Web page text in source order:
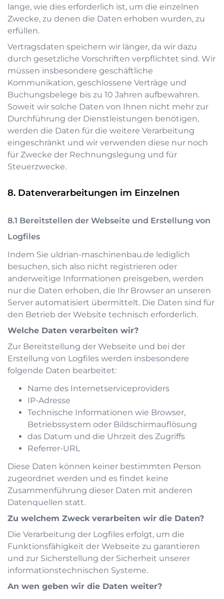
lange, wie dies erforderlich ist, um die einzelnen
Zwecke, zu denen die Daten erhoben wurden, zu
erfüllen.
Vertragsdaten speichern wir länger, da wir dazu
durch gesetzliche Vorschriften verpflichtet sind. Wir
müssen insbesondere geschäftliche
Kommunikation, geschlossene Verträge und
Buchungsbelege bis zu 10 Jahren aufbewahren.
Soweit wir solche Daten von Ihnen nicht mehr zur
Durchführung der Dienstleistungen benötigen,
werden die Daten für die weitere Verarbeitung
eingeschränkt und wir verwenden diese nur noch
für Zwecke der Rechnungslegung und für
Steuerzwecke.
Datenverarbeitungen im Einzelnen
Bereitstellen der Webseite und Erstellung von
Logfiles
Indem Sie uldrian-maschinenbau.de lediglich
besuchen, sich also nicht registrieren oder
anderweitige Informationen preisgeben, werden
nur die Daten erhoben, die Ihr Browser an unseren
Server automatisiert übermittelt. Die Daten sind für
den Betrieb der Website technisch erforderlich.
Welche Daten verarbeiten wir?
Zur Bereitstellung der Webseite und bei der
Erstellung von Logfiles werden insbesondere
folgende Daten bearbeitet:
Name des Internetserviceproviders
IP-Adresse
Technische Informationen wie Browser,
Betriebssystem oder Bildschirmauflösung
das Datum und die Uhrzeit des Zugriffs
Referrer-URL
Diese Daten können keiner bestimmten Person
zugeordnet werden und es findet keine
Zusammenführung dieser Daten mit anderen
Datenquellen statt.
Zu welchem Zweck verarbeiten wir die Daten?
Die Verarbeitung der Logfiles erfolgt, um die
Funktionsfähigkeit der Webseite zu garantieren
und zur Sicherstellung der Sicherheit unserer
informationstechnischen Systeme.
An wen geben wir die Daten weiter?